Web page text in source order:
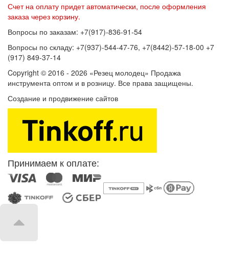
Счет на оплату придет автоматически, после оформления
заказа через корзину.
Вопросы по заказам: +7(917)-836-91-54
Вопросы по складу: +7(937)-544-47-76, +7(8442)-57-18-00 +7
(917) 849-37-14
Copyright © 2016 - 2026 «Резец молодец» Продажа
инструмента оптом и в розницу. Все права защищены.
Создание и продвижение сайтов
Принимаем к оплате: